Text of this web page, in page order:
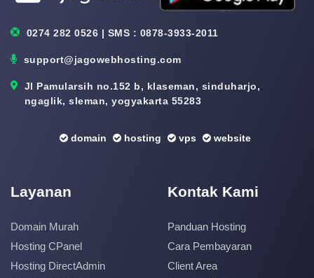
0274 282 0526 | SMS : 0878-3933-2011
support@jagowebhosting.com
Jl Pamularsih no.152 b, klaseman, sinduharjo,
ngaglik, sleman, yogyakarta 55283
domain hosting vps website
Layanan
Domain Murah
Hosting CPanel
Hosting DirectAdmin
Kontak Kami
Panduan Hosting
Cara Pembayaran
Client Area